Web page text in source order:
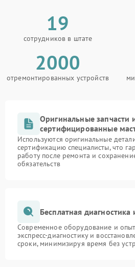
19
сотрудников в штате
2000
отремонтированных устройств
Оригинальные запчасти
сертифицированные
Используются оригинальные
сертификацию специалисты, что
работу после ремонта и
обязательств
Бесплатная
Современное оборудование и
экспресс-диагностику и
сроки, минимизируя время без